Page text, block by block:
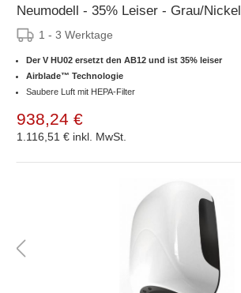
Neumodell - 35% Leiser - Grau/Nickel
1 - 3 Werktage
Der V HU02 ersetzt den AB12 und ist 35% leiser
Airblade™ Technologie
Saubere Luft mit HEPA-Filter
938,24 €
1.116,51 € inkl. MwSt.